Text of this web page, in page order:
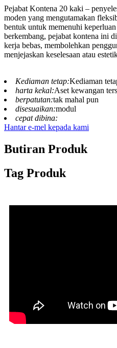
Pejabat Kontena 20 kaki –
moden yang mengutamakan
bentuk untuk memenuhi
berkembang, pejabat kontena ini
kerja bebas, membolehkan
menjejaskan keselesaan atau
Kediaman tetap:Kediaman
harta kekal:Aset kewangan
berpatutan:tak mahal pun
disesuaikan:modul
cepat dibina:
Hantar e-mel kepada kami
Butiran Produk
Tag Produk